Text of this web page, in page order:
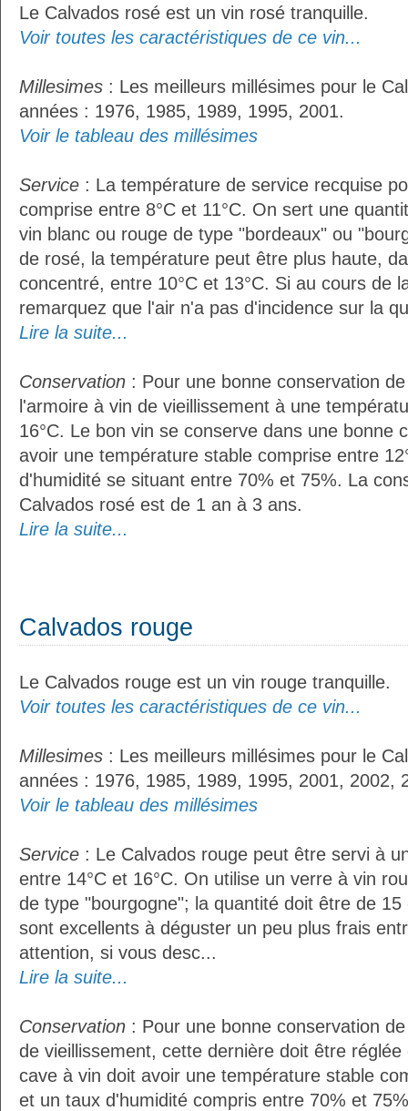
Le Calvados rosé est un vin rosé tranquille.
Voir toutes les caractéristiques de ce vin...
Millesimes : Les meilleurs millésimes pour le
années : 1976, 1985, 1989, 1995, 2001.
Voir le tableau des millésimes
Service : La température de service recquise
comprise entre 8°C et 11°C. On sert une
vin blanc ou rouge de type "bordeaux" ou
de rosé, la température peut être plus haute,
concentré, entre 10°C et 13°C. Si au cours de
remarquez que l'air n'a pas d'incidence sur la
Lire la suite...
Conservation : Pour une bonne conservation
l'armoire à vin de vieillissement à une
16°C. Le bon vin se conserve dans une bonne
avoir une température stable comprise entre
d'humidité se situant entre 70% et 75%. La
Calvados rosé est de 1 an à 3 ans.
Lire la suite...
Calvados rouge
Le Calvados rouge est un vin rouge tranquille.
Voir toutes les caractéristiques de ce vin...
Millesimes : Les meilleurs millésimes pour le
années : 1976, 1985, 1989, 1995, 2001, 2002,
Voir le tableau des millésimes
Service : Le Calvados rouge peut être servi à
entre 14°C et 16°C. On utilise un verre à vin
de type "bourgogne"; la quantité doit être de
sont excellents à déguster un peu plus frais
attention, si vous desc...
Lire la suite...
Conservation : Pour une bonne conservation
de vieillissement, cette dernière doit être réglée
cave à vin doit avoir une température stable
et un taux d'humidité compris entre 70% et